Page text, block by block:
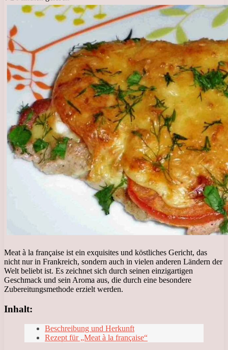
Meat à la française ist ein exquisites und köstliches Gericht, das
nicht nur in Frankreich, sondern auch in vielen anderen Ländern der
Welt beliebt ist. Es zeichnet sich durch seinen einzigartigen
Geschmack und sein Aroma aus, die durch eine besondere
Zubereitungsmethode erzielt werden.
Inhalt:
Beschreibung und Herkunft
Rezept für „Meat à la française“